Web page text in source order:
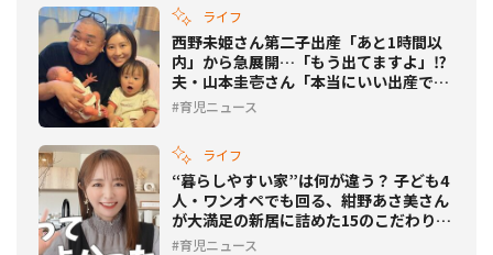
ライフ
西野未姫さん第二子出産「あと1時間以
内」から急展開…「もう出てますよ」⁉
夫・山本圭壱さん「本当にいい出産でし
た」
育児ニュース
ライフ
“暮らしやすい家”は何が違う？ 子ども4
人・ワンオペでも回る、紺野あさ美さん
が大満足の新居に詰めた15のこだわりと
は育児ニュース